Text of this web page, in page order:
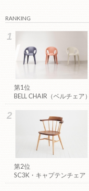
RANKING
第1位
BELL CHAIR（ベルチェア）
第2位
SC3K・キャプテンチェア